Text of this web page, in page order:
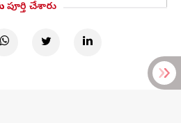
పూర్తి చేశారు